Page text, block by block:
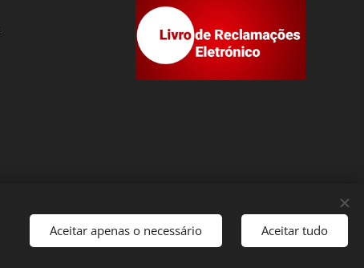
Idiomas Português English
Aceitar apenas o necessário Aceitar tudo